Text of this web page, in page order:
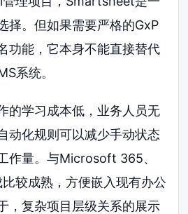
择。但如果需要严格的GxP
功能，它本身不能直接替代
系统。
的学习成本低，业务人员无
动化规则可以减少手动状态
作量。与Microsoft 365、
较成熟，方便嵌入现有办公
，复杂项目层级关系的展示